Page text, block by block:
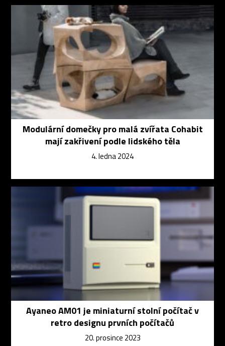
Modulární domečky pro malá zvířata Cohabit
mají zakřivení podle lidského těla
4. ledna 2024
Ayaneo AM01 je miniaturní stolní počítač v
retro designu prvních počítačů
20. prosince 2023